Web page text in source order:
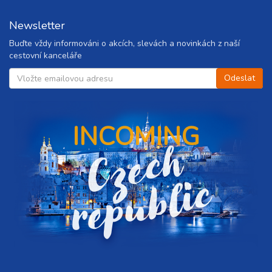
Newsletter
Buďte vždy informováni o akcích, slevách a novinkách z naší
cestovní kanceláře
INCOMING
C
z
e
c
h
r
e
p
u
b
l
i
c